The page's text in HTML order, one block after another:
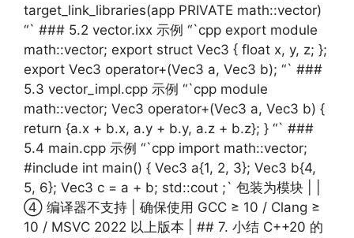
target_link_libraries(app PRIVATE math::vector)
“` ### 5.2 vector.ixx 示例 “`cpp export module
math::vector; export struct Vec3 { float x, y, z; };
export Vec3 operator+(Vec3 a, Vec3 b); “` ###
5.3 vector_impl.cpp 示例 “`cpp module
math::vector; Vec3 operator+(Vec3 a, Vec3 b) {
return {a.x + b.x, a.y + b.y, a.z + b.z}; } “` ###
5.4 main.cpp 示例 “`cpp import math::vector;
#include int main() { Vec3 a{1, 2, 3}; Vec3 b{4,
5, 6}; Vec3 c = a + b; std::cout ;` 包装为模块 | |
④ 编译器不支持 | 确保使用 GCC ≥ 10 / Clang ≥
10 / MSVC 2022 以上版本 | ## 7. 小结 C++20 的